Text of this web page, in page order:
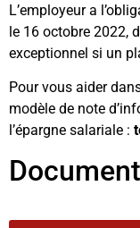
L’employeur a
le 16 octobre 2022,
exceptionnel si un
Pour vous aider
modèle de note
l’épargne salariale :